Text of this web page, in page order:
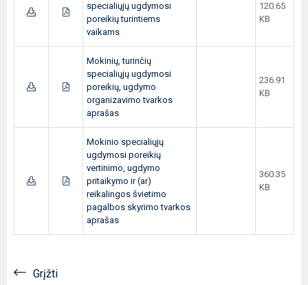
specialiųjų ugdymosi
poreikių turintiems
vaikams
120.65
KB
Mokinių, turinčių
specialiųjų ugdymosi
poreikių, ugdymo
organizavimo tvarkos
aprašas
236.91
KB
Mokinio specialiųjų
ugdymosi poreikių
vertinimo, ugdymo
pritaikymo ir (ar)
reikalingos švietimo
pagalbos skyrimo tvarkos
aprašas
360.35
KB
Grįžti